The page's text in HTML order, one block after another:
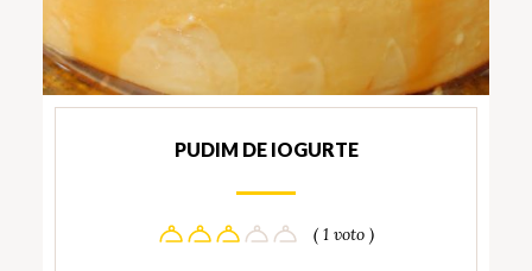
PUDIM DE IOGURTE
( 1 voto )